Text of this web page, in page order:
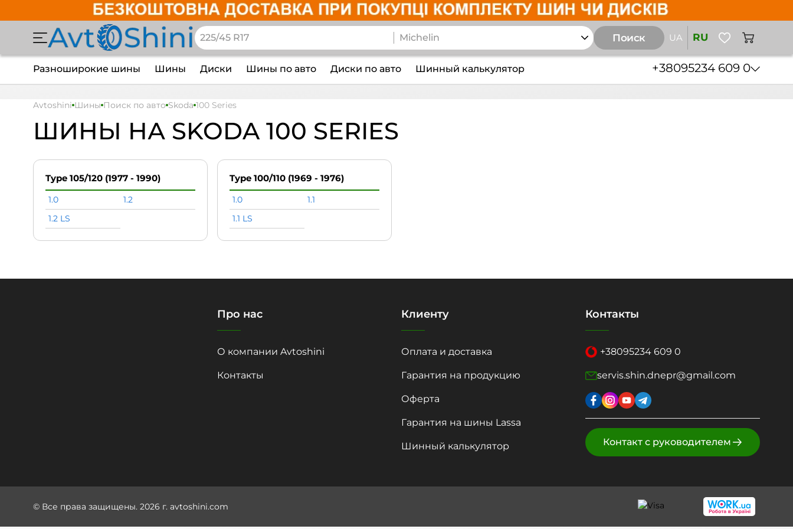
Поиск UA RU
Разноширокие шины Шины Диски Шины по авто Диски по авто Шинный калькулятор +38095234 609 0
Avtoshini Шины Поиск по авто Skoda 100 Series
ШИНЫ НА SKODA 100 SERIES
Type 105/120 (1977 - 1990)
1.0
1.2
1.2 LS
Type 100/110 (1969 - 1976)
1.0
1.1
1.1 LS
Про нас
О компании Avtoshini
Контакты
Клиенту
Оплата и доставка
Гарантия на продукцию
Оферта
Гарантия на шины Lassa
Шинный калькулятор
Контакты
+38095234 609 0
servis.shin.dnepr@gmail.com
Контакт с руководителем
© Все права защищены. 2026 г. avtoshini.com